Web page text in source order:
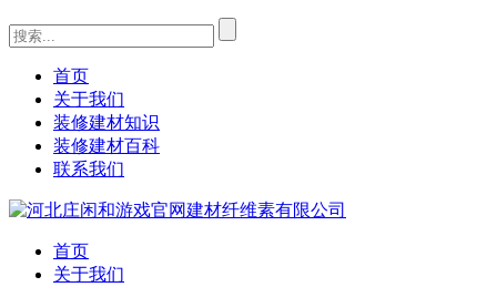
首页
关于我们
装修建材知识
装修建材百科
联系我们
首页
关于我们